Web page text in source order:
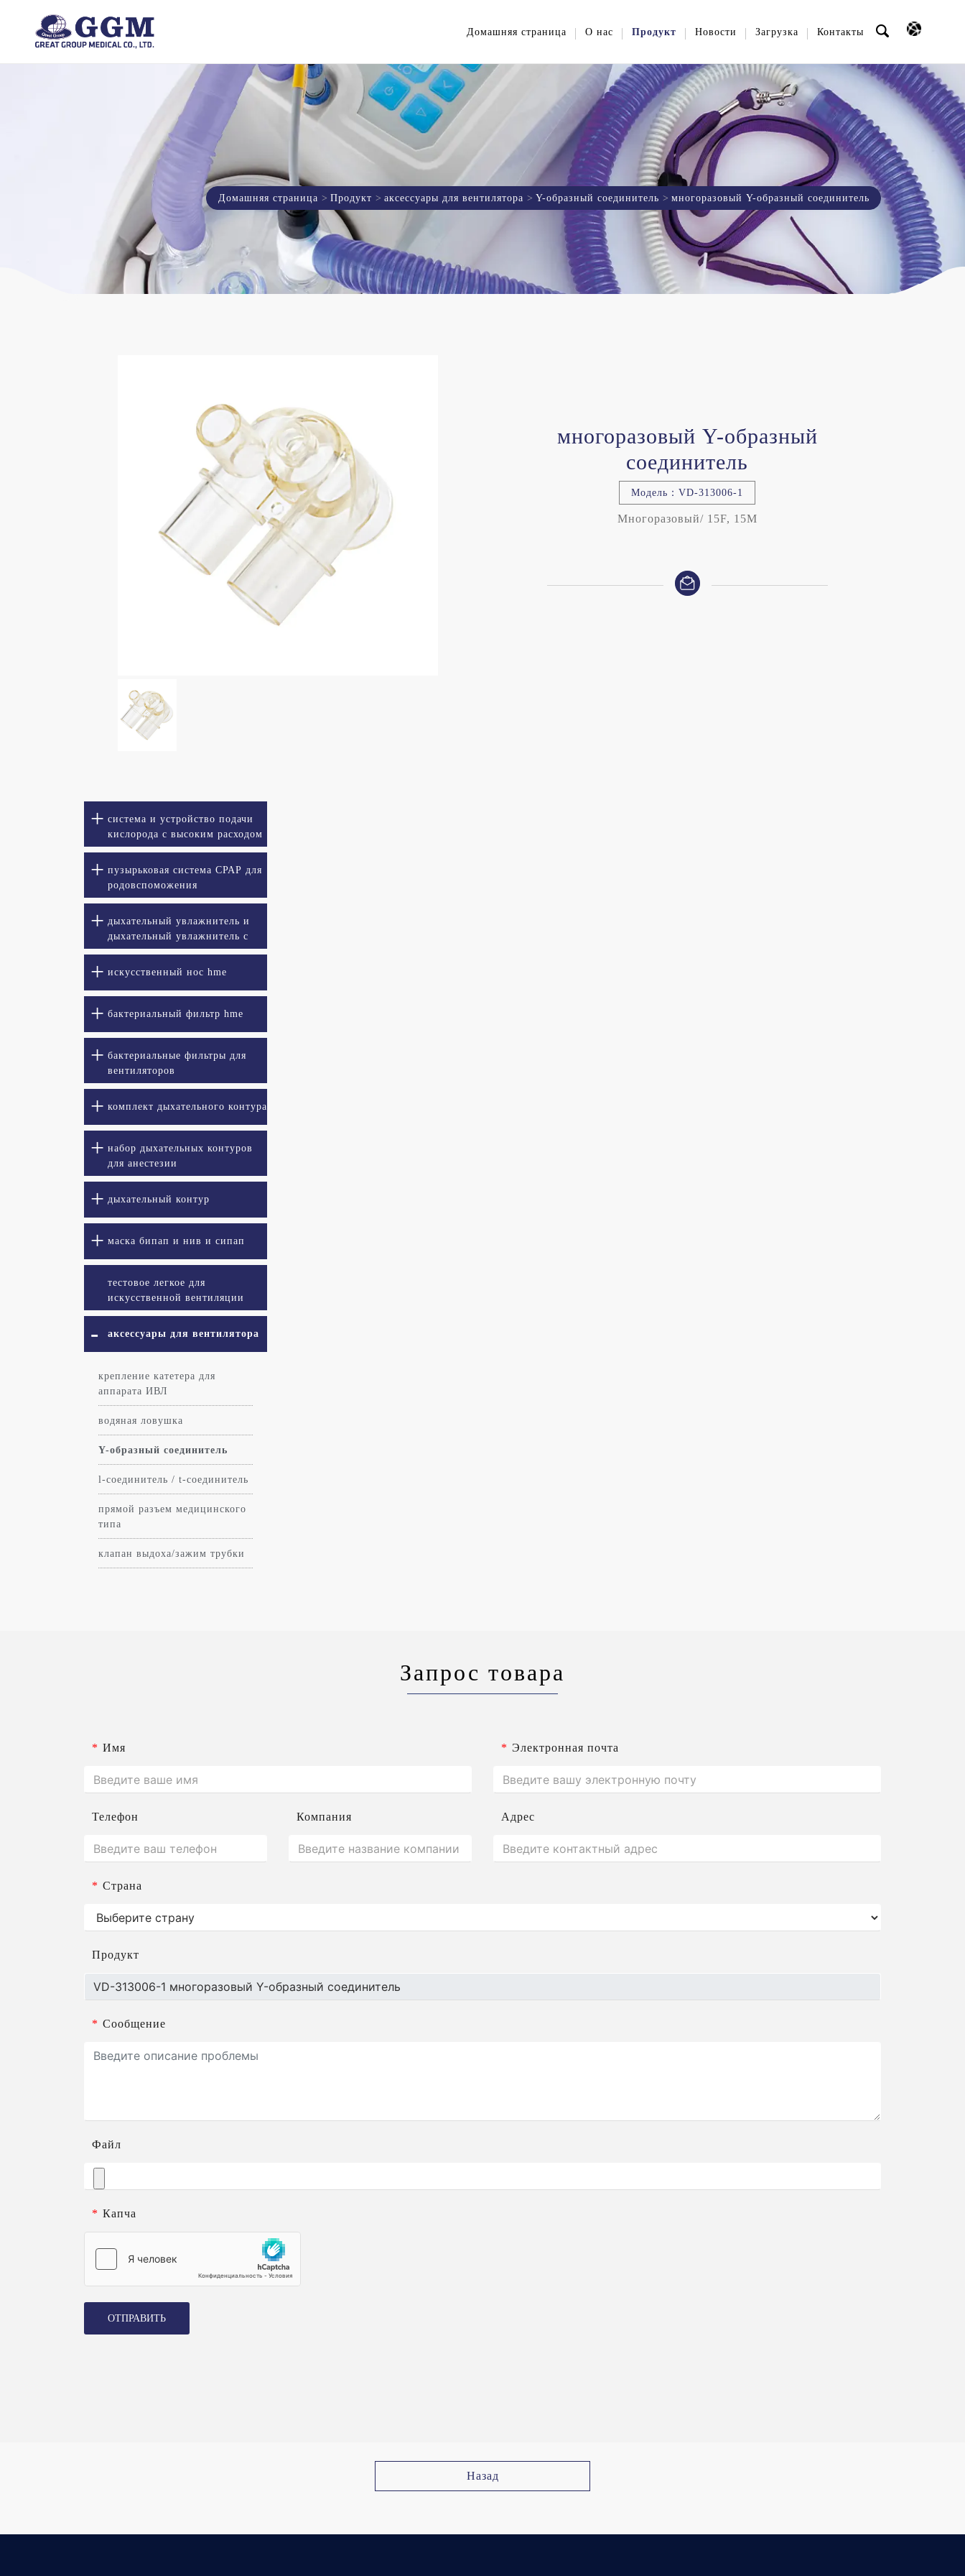
Домашняя страница О нас Продукт Новости Загрузка Контакты
Домашняя страница Продукт аксессуары для вентилятора Y-образный соединитель многоразовый Y-образный соединитель
многоразовый Y-образный
соединитель
Модель：VD-313006-1
Многоразовый/ 15F, 15M
система и устройство подачи
кислорода с высоким расходом
пузырьковая система СРАР для
родовспоможения
дыхательный увлажнитель и
дыхательный увлажнитель с
подогревом
искусственный нос hme
бактериальный фильтр hme
бактериальные фильтры для
вентиляторов
комплект дыхательного контура
набор дыхательных контуров
для анестезии
дыхательный контур
маска бипап и нив и сипап
тестовое легкое для
искусственной вентиляции
легких
аксессуары для вентилятора
крепление катетера для
аппарата ИВЛ
водяная ловушка
Y-образный соединитель
l-соединитель / t-соединитель
прямой разъем медицинского
типа
клапан выдоха/зажим трубки
Запрос товара
* Имя * Электронная почта
Телефон Компания Адрес
* Страна
Продукт
* Сообщение
Файл
* Капча
ОТПРАВИТЬ
Назад